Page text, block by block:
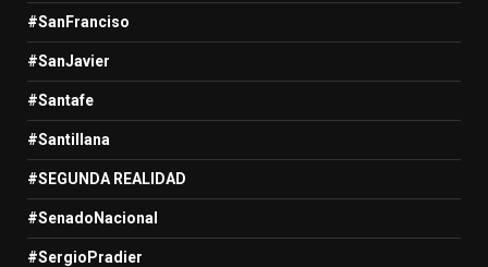
#SanFranciso
#SanJavier
#Santafe
#Santillana
#SEGUNDA REALIDAD
#SenadoNacional
#SergioPradier